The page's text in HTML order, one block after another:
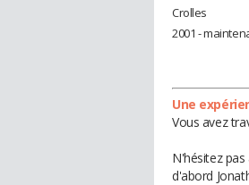
Crolles
2001 -
Une
Vous avez
N'hésitez
d'abord